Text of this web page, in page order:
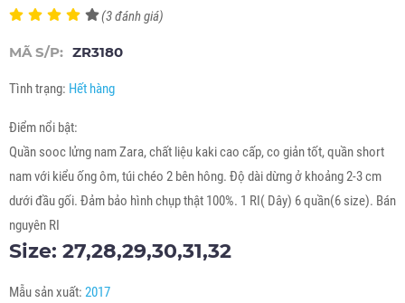
(3 đánh giá)
MÃ S/P: ZR3180
Tình trạng: Hết hàng
Điểm nổi bật:
Quần sooc lửng nam Zara, chất liệu kaki cao cấp, co giản tốt, quần short
nam với kiểu ống ôm, túi chéo 2 bên hông. Độ dài dừng ở khoảng 2-3 cm
dưới đầu gối. Đảm bảo hình chụp thật 100%. 1 RI( Dây) 6 quần(6 size). Bán
nguyên RI
Size: 27,28,29,30,31,32
Mẫu sản xuất: 2017